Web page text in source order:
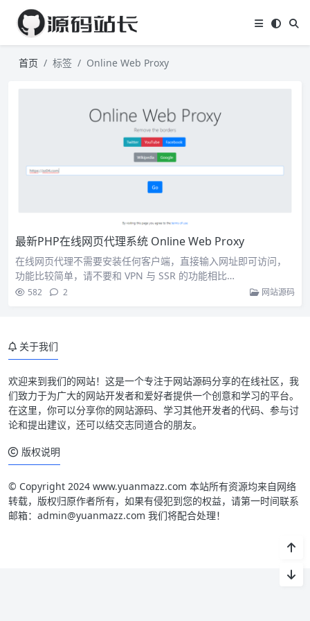
首页 标签 Online Web Proxy
最新PHP在线网页代理系统 Online Web Proxy
在线网页代理不需要安装任何客户端，直接输入网址即可访问，
功能比较简单，请不要和 VPN 与 SSR 的功能相比…
582 2 网站源码
关于我们
欢迎来到我们的网站！这是一个专注于网站源码分享的在线社区，我
们致力于为广大的网站开发者和爱好者提供一个创意和学习的平台。
在这里，你可以分享你的网站源码、学习其他开发者的代码、参与讨
论和提出建议，还可以结交志同道合的朋友。
版权说明
© Copyright 2024 www.yuanmazz.com 本站所有资源均来自网络
转载，版权归原作者所有，如果有侵犯到您的权益，请第一时间联系
邮箱：admin@yuanmazz.com 我们将配合处理！